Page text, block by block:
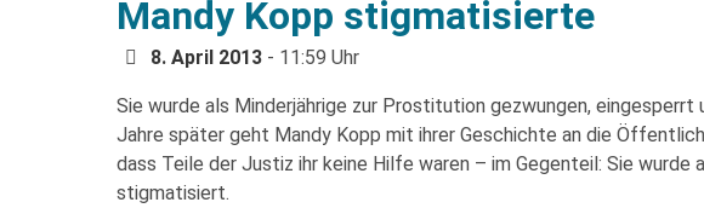
Mandy Kopp stigmatisierte
8. April 2013 - 11:59 Uhr
Sie wurde als Minderjährige zur Prostitution gezwungen, eingesperrt
Jahre später geht Mandy Kopp mit ihrer Geschichte an die
dass Teile der Justiz ihr keine Hilfe waren – im Gegenteil: Sie wurde
stigmatisiert.